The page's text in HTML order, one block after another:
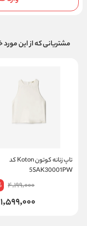
مشتریانی که از این مورد
تاپ زنانه کوتون Koton کد
5SAK30001PW
4,199,000
1,599,000